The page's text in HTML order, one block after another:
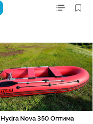
Hydra Nova 350 Оптима